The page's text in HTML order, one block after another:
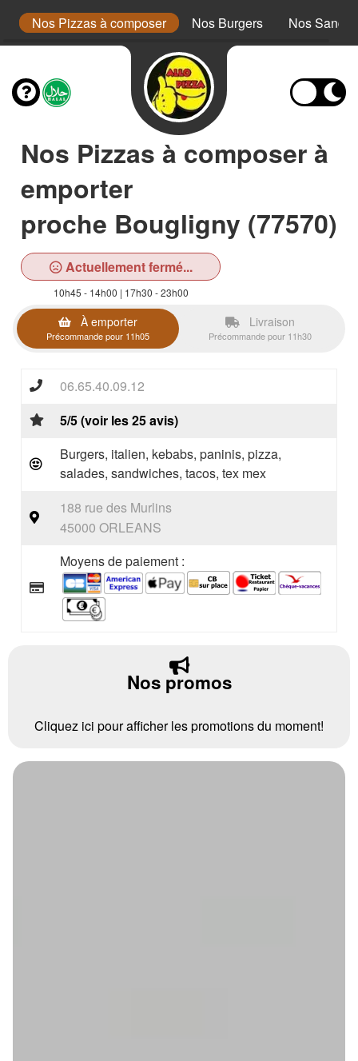
Nos Pizzas à composer Nos Burgers Nos
Nos Pizzas à composer à
emporter
proche Bougligny (77570)
Actuellement fermé...
10h45 - 14h00 | 17h30 - 23h00
À emporter
Précommande pour 11h05
Livraison
Précommande pour 11h30
06.65.40.09.12
5/5 (voir les 25 avis)
Burgers, italien, kebabs, paninis, pizza,
salades, sandwiches, tacos, tex mex
188 rue des Murlins
45000 ORLEANS
Moyens de paiement :
Nos promos
Cliquez ici pour afficher les promotions du moment!